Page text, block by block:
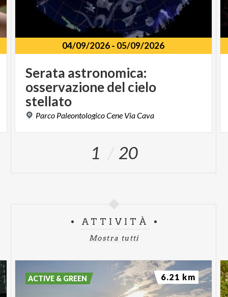
04/09/2026- 05/09/2026
Serata astronomica:
osservazione del cielo
stellato
Parco PaleontologicoCene ViaCava
1 20
ATTIVITÀ
Mostra tutti
ACTIVE & GREEN 6.21 km